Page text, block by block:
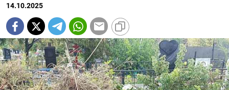
14.10.2025